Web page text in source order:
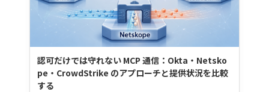
認可だけでは守れない MCP 通信：Okta・Netsko
pe・CrowdStrike のアプローチと提供状況を比較
する